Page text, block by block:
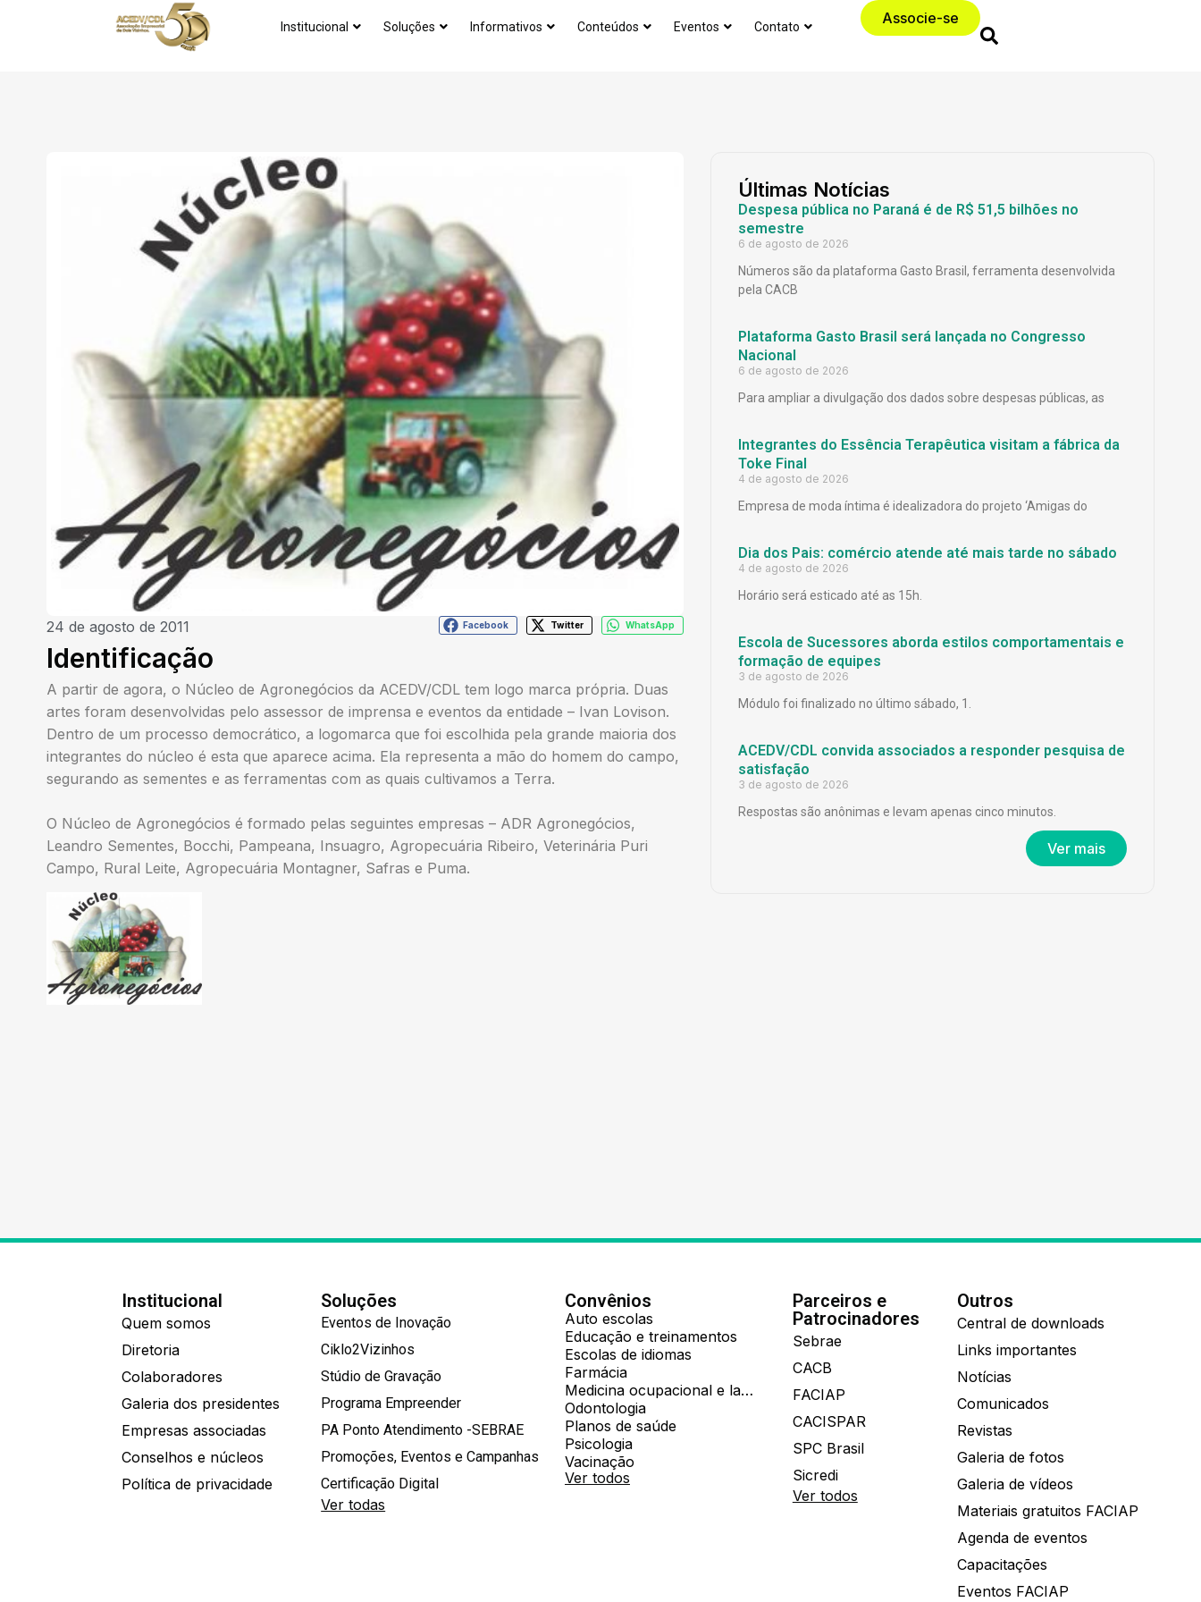
Institucional Soluções Informativos Conteúdos Eventos Contato Associe-se
24 de agosto de 2011 Facebook Twitter WhatsApp
Identificação
A partir de agora, o Núcleo de Agronegócios da ACEDV/CDL tem logo marca própria. Duas
artes foram desenvolvidas pelo assessor de imprensa e eventos da entidade – Ivan Lovison.
Dentro de um processo democrático, a logomarca que foi escolhida pela grande maioria dos
integrantes do núcleo é esta que aparece acima. Ela representa a mão do homem do campo,
segurando as sementes e as ferramentas com as quais cultivamos a Terra.
O Núcleo de Agronegócios é formado pelas seguintes empresas – ADR Agronegócios,
Leandro Sementes, Bocchi, Pampeana, Insuagro, Agropecuária Ribeiro, Veterinária Puri
Campo, Rural Leite, Agropecuária Montagner, Safras e Puma.
Últimas Notícias
Despesa pública no Paraná é de R$ 51,5 bilhões no
semestre
6 de agosto de 2026
Números são da plataforma Gasto Brasil, ferramenta desenvolvida
pela CACB
Plataforma Gasto Brasil será lançada no Congresso
Nacional
6 de agosto de 2026
Para ampliar a divulgação dos dados sobre despesas públicas, as
Integrantes do Essência Terapêutica visitam a fábrica da
Toke Final
4 de agosto de 2026
Empresa de moda íntima é idealizadora do projeto ‘Amigas do
Dia dos Pais: comércio atende até mais tarde no sábado
4 de agosto de 2026
Horário será esticado até as 15h.
Escola de Sucessores aborda estilos comportamentais e
formação de equipes
3 de agosto de 2026
Módulo foi finalizado no último sábado, 1.
ACEDV/CDL convida associados a responder pesquisa de
satisfação
3 de agosto de 2026
Respostas são anônimas e levam apenas cinco minutos.
Ver mais
Institucional
Quem somos
Diretoria
Colaboradores
Galeria dos presidentes
Empresas associadas
Conselhos e núcleos
Política de privacidade
Soluções
Eventos de Inovação
Ciklo2Vizinhos
Stúdio de Gravação
Programa Empreender
PA Ponto Atendimento -SEBRAE
Promoções, Eventos e Campanhas
Certificação Digital
Ver todas
Convênios
Auto escolas
Educação e treinamentos
Escolas de idiomas
Farmácia
Medicina ocupacional e laboratorial
Odontologia
Planos de saúde
Psicologia
Vacinação
Ver todos
Parceiros e
Patrocinadores
Sebrae
CACB
FACIAP
CACISPAR
SPC Brasil
Sicredi
Ver todos
Outros
Central de downloads
Links importantes
Notícias
Comunicados
Revistas
Galeria de fotos
Galeria de vídeos
Materiais gratuitos FACIAP
Agenda de eventos
Capacitações
Eventos FACIAP